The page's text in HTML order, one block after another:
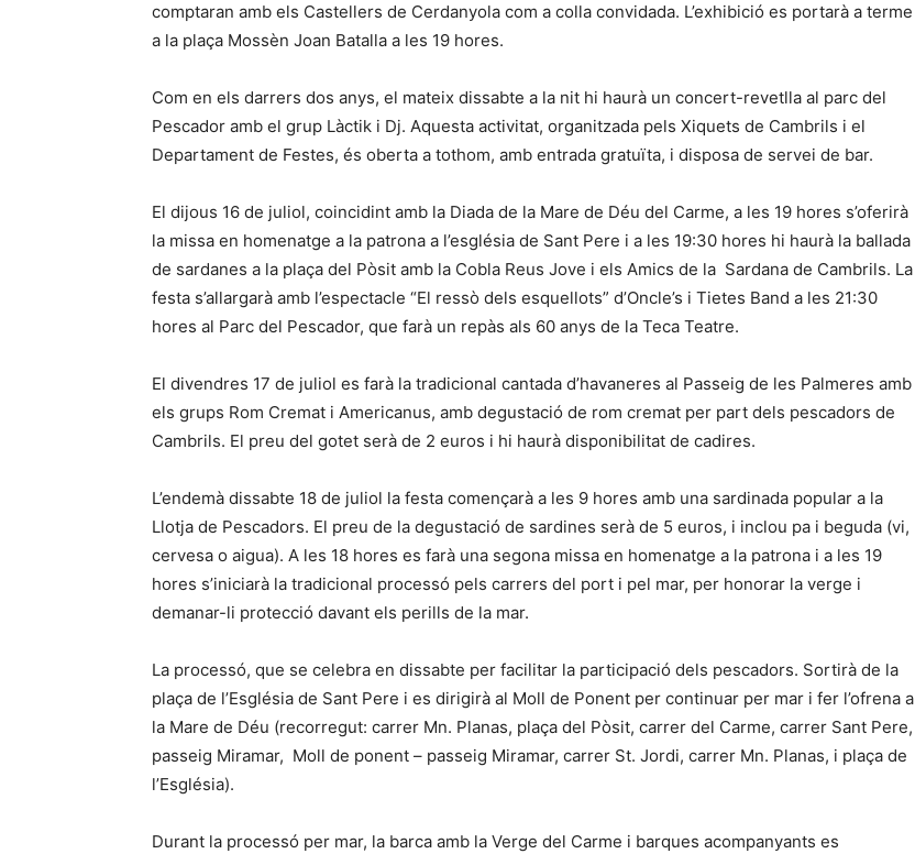
comptaran amb els Castellers de Cerdanyola com a colla convidada. L’exhibició es portarà a terme
a la plaça Mossèn Joan Batalla a les 19 hores.
Com en els darrers dos anys, el mateix dissabte a la nit hi haurà un concert-revetlla al parc del
Pescador amb el grup Làctik i Dj. Aquesta activitat, organitzada pels Xiquets de Cambrils i el
Departament de Festes, és oberta a tothom, amb entrada gratuïta, i disposa de servei de bar.
El dijous 16 de juliol, coincidint amb la Diada de la Mare de Déu del Carme, a les 19 hores s’oferirà
la missa en homenatge a la patrona a l’església de Sant Pere i a les 19:30 hores hi haurà la ballada
de sardanes a la plaça del Pòsit amb la Cobla Reus Jove i els Amics de la Sardana de Cambrils. La
festa s’allargarà amb l’espectacle “El ressò dels esquellots” d’Oncle’s i Tietes Band a les 21:30
hores al Parc del Pescador, que farà un repàs als 60 anys de la Teca Teatre.
El divendres 17 de juliol es farà la tradicional cantada d’havaneres al Passeig de les Palmeres amb
els grups Rom Cremat i Americanus, amb degustació de rom cremat per part dels pescadors de
Cambrils. El preu del gotet serà de 2 euros i hi haurà disponibilitat de cadires.
L’endemà dissabte 18 de juliol la festa començarà a les 9 hores amb una sardinada popular a la
Llotja de Pescadors. El preu de la degustació de sardines serà de 5 euros, i inclou pa i beguda (vi,
cervesa o aigua). A les 18 hores es farà una segona missa en homenatge a la patrona i a les 19
hores s’iniciarà la tradicional processó pels carrers del port i pel mar, per honorar la verge i
demanar-li protecció davant els perills de la mar.
La processó, que se celebra en dissabte per facilitar la participació dels pescadors. Sortirà de la
plaça de l’Església de Sant Pere i es dirigirà al Moll de Ponent per continuar per mar i fer l’ofrena a
la Mare de Déu (recorregut: carrer Mn. Planas, plaça del Pòsit, carrer del Carme, carrer Sant Pere,
passeig Miramar, Moll de ponent – passeig Miramar, carrer St. Jordi, carrer Mn. Planas, i plaça de
l’Església).
Durant la processó per mar, la barca amb la Verge del Carme i barques acompanyants es